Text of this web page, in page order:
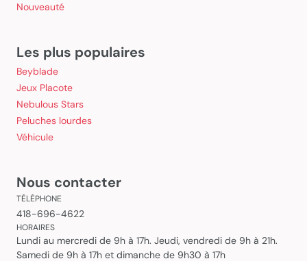
Nouveauté
Les plus populaires
Beyblade
Jeux Placote
Nebulous Stars
Peluches lourdes
Véhicule
Nous contacter
TÉLÉPHONE
418-696-4622
HORAIRES
Lundi au mercredi de 9h à 17h. Jeudi, vendredi de 9h à 21h.
Samedi de 9h à 17h et dimanche de 9h30 à 17h